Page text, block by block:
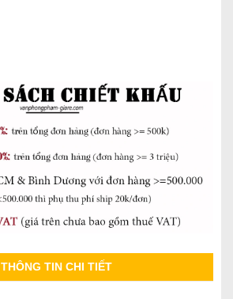
THÔNG TIN CHI TIẾT